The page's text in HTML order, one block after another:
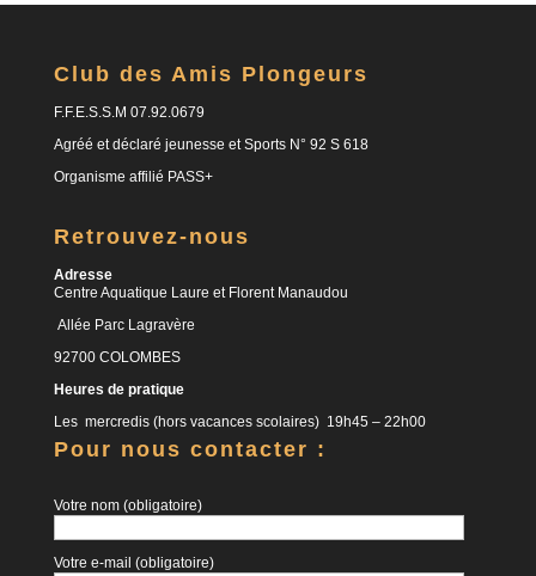
Club des Amis Plongeurs
F.F.E.S.S.M 07.92.0679
Agréé et déclaré jeunesse et Sports N° 92 S 618
Organisme affilié PASS+
Retrouvez-nous
Adresse
Centre Aquatique Laure et Florent Manaudou
Allée Parc Lagravère
92700 COLOMBES
Heures de pratique
Les mercredis (hors vacances scolaires) 19h45 – 22h00
Pour nous contacter :
Votre nom (obligatoire)
Votre e-mail (obligatoire)